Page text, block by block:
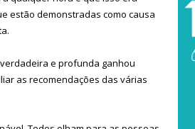
estão demonstradas como causa
e profunda ganhou
as recomendações das várias